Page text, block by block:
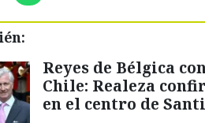
Reyes de Bélgica
Chile: Realeza
en el centro de